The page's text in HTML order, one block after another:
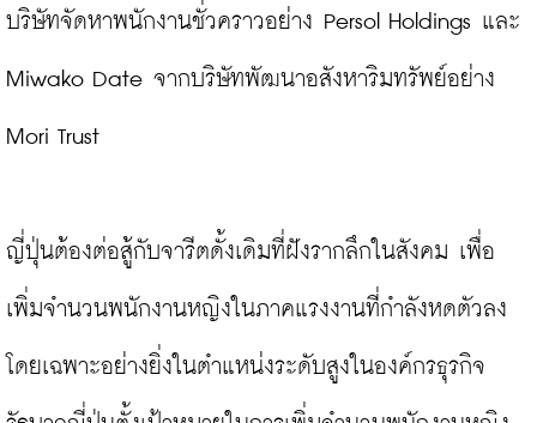
บริษัทจัดหาพนักงานชั่วคราวอย่าง Persol Holdings และ
Miwako Date จากบริษัทพัฒนาอสังหาริมทรัพย์อย่าง
Mori Trust
ญี่ปุ่นต้องต่อสู้กับจารีตดั้งเดิมที่ฝังรากลึกในสังคม เพื่อ
เพิ่มจำนวนพนักงานหญิงในภาคแรงงานที่กำลังหดตัวลง
โดยเฉพาะอย่างยิ่งในตำแหน่งระดับสูงในองค์กรธุรกิจ